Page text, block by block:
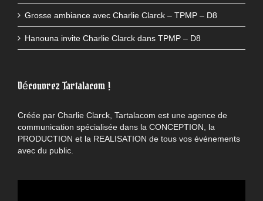
Grosse ambiance avec Charlie Clarck – TPMP – D8
Hanouna invite Charlie Clarck dans TPMP – D8
Découvrez Tartalacom !
Créée par Charlie Clarck, Tartalacom est une agence de
communication spécialisée dans la CONCEPTION, la
PRODUCTION et la REALISATION de tous vos événements
avec du public.